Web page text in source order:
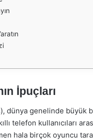
İpuçları
dünya genelinde
telefon kullanıcıları
hala birçok oyuncu